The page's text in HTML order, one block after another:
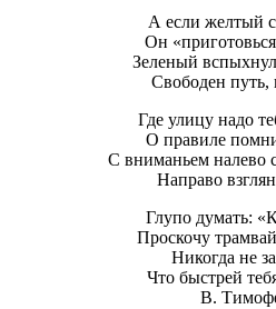
А если желтый
Он
Зеленый
Свободен путь,
Где улицу надо
О правиле
С вниманьем налево
Направо
Глупо думать:
Проскочу
Никогда не
Что быстрей
В.